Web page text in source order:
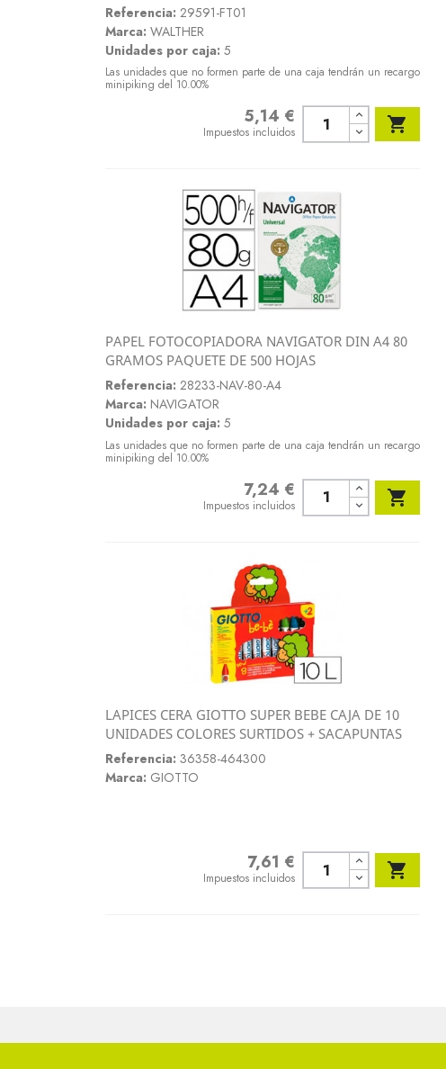
Referencia: 29591-FT01
Marca: WALTHER
Unidades por caja: 5
Las unidades que no formen parte de una caja tendrán un recargo
minipiking del 10.00%
5,14 €
Impuestos incluidos 
Vista rápida
PAPEL FOTOCOPIADORA NAVIGATOR DIN A4 80
GRAMOS PAQUETE DE 500 HOJAS
Referencia: 28233-NAV-80-A4
Marca: NAVIGATOR
Unidades por caja: 5
Las unidades que no formen parte de una caja tendrán un recargo
minipiking del 10.00%
7,24 €
Impuestos incluidos 
 Vista rápida
LAPICES CERA GIOTTO SUPER BEBE CAJA DE 10
UNIDADES COLORES SURTIDOS + SACAPUNTAS
Referencia: 36358-464300
Marca: GIOTTO
7,61 €
Impuestos incluidos 